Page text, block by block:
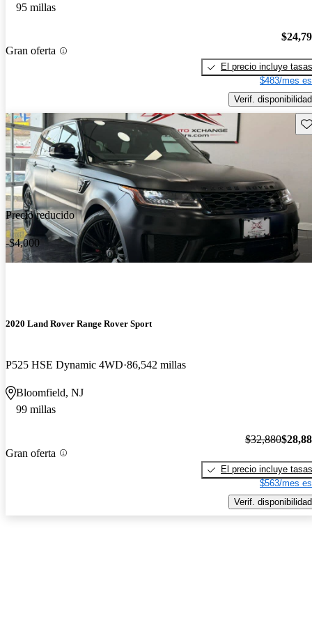
95 millas
Gran oferta
El precio incluye tasas
$483/mes
Verif. disponibilidad
Precio reducido
-$4,000
2020 Land Rover Range Rover Sport
P525 HSE Dynamic 4WD 86,542 millas
Bloomfield, NJ
99 millas
Gran oferta
$32,880
El precio incluye tasas
$563/mes
Verif. disponibilidad